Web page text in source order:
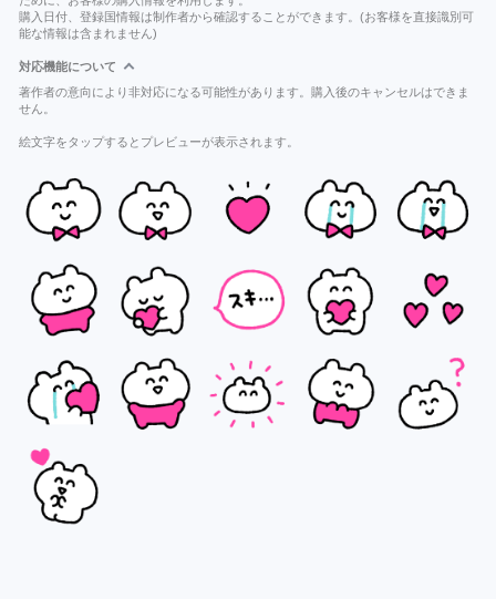
購入日付、登録国情報は制作者から確認することができます。(お客様を直接識別可
能な情報は含まれません)
対応機能について
著作者の意向により非対応になる可能性があります。購入後のキャンセルはできま
せん。
絵文字をタップするとプレビューが表示されます。